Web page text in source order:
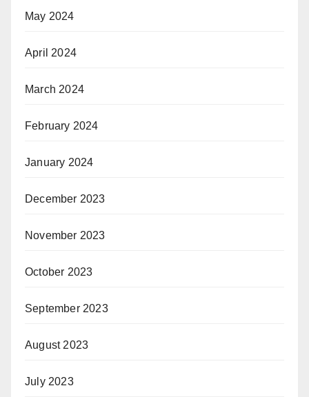
May 2024
April 2024
March 2024
February 2024
January 2024
December 2023
November 2023
October 2023
September 2023
August 2023
July 2023